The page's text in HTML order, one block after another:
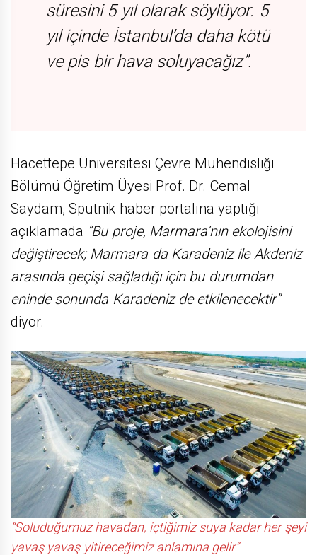
süresini 5 yıl olarak söylüyor. 5
yıl içinde İstanbul’da daha kötü
ve pis bir hava soluyacağız”.
Hacettepe Üniversitesi Çevre Mühendisliği
Bölümü Öğretim Üyesi Prof. Dr. Cemal
Saydam, Sputnik haber portalına yaptığı
açıklamada “Bu proje, Marmara’nın ekolojisini
değiştirecek; Marmara da Karadeniz ile Akdeniz
arasında geçişi sağladığı için bu durumdan
eninde sonunda Karadeniz de etkilenecektir”
diyor.
“Soluduğumuz havadan, içtiğimiz suya kadar her şeyi
yavaş yavaş yitireceğimiz anlamına gelir”